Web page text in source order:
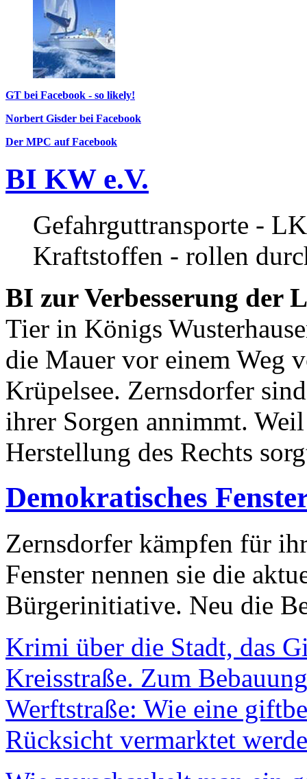
GT bei Facebook - so likely!
Norbert Gisder bei Facebook
Der MPC auf Facebook
BI KW e.V.
Gefahrguttransporte -
Kraftstoffen - rollen
BI zur Verbesserung der
Tier in Königs
die Mauer vor einem Weg
Krüpelsee. Zernsdorfer
ihrer Sorgen annimmt.
Herstellung des Rechts
Demokratisches
Zernsdorfer kämpfen für
Fenster nennen sie die
Bürgerinitiative. Neu die
Krimi über die Stadt, das
Kreisstraße. Zum
Werftstraße: Wie eine
Rücksicht vermarktet